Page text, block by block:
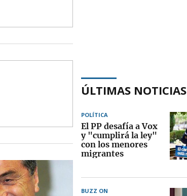
ÚLTIMAS NOTICIAS
POLÍTICA
El PP desafía a Vox
y "cumplirá la ley"
con los menores
migrantes
BUZZ ON